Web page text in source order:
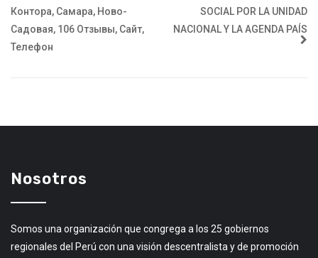
Контора, Самара, Ново-
Садовая, 106 Отзывы, Сайт,
Телефон
SOCIAL POR LA UNIDAD
NACIONAL Y LA AGENDA PAÍS
Nosotros
Somos una organización que congrega a los 25 gobiernos
regionales del Perú con una visión descentralista y de promoción